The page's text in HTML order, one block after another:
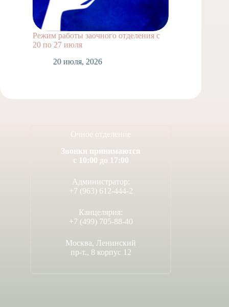
Режим работы заочного отделения с
20 по 27 июля
20 июля, 2026
Очное отделение
Звонки принимаются
с 10:00 до 17:00
Администратор:
+7 (963) 612-444-2
Канцелярия:
+7 (499) 705-88-40
Москва, Ленинский
пр-т., 8 корпус 12